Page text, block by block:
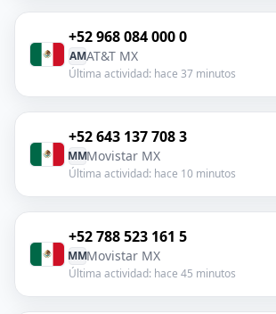
+52 968 084 000 0
AMAT&T MX
Última actividad: hace 37 minutos
+52 643 137 708 3
MMMovistar MX
Última actividad: hace 10 minutos
+52 788 523 161 5
MMMovistar MX
Última actividad: hace 45 minutos